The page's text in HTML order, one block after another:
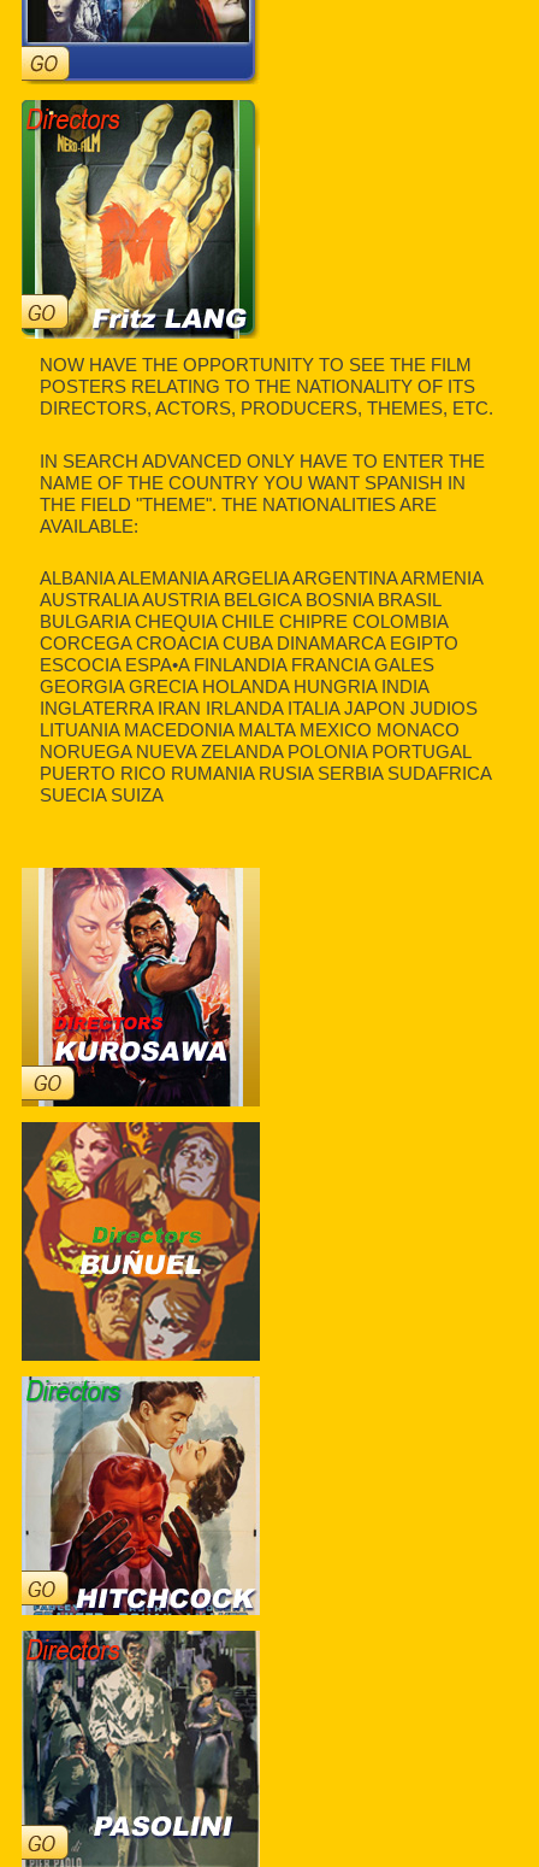
NOW HAVE THE OPPORTUNITY TO SEE THE FILM
POSTERS RELATING TO THE NATIONALITY OF ITS
DIRECTORS, ACTORS, PRODUCERS, THEMES, ETC.
IN SEARCH ADVANCED ONLY HAVE TO ENTER THE
NAME OF THE COUNTRY YOU WANT SPANISH IN
THE FIELD "THEME". THE NATIONALITIES ARE
AVAILABLE:
ALBANIA ALEMANIA ARGELIA ARGENTINA ARMENIA
AUSTRALIA AUSTRIA BELGICA BOSNIA BRASIL
BULGARIA CHEQUIA CHILE CHIPRE COLOMBIA
CORCEGA CROACIA CUBA DINAMARCA EGIPTO
ESCOCIA ESPA•A FINLANDIA FRANCIA GALES
GEORGIA GRECIA HOLANDA HUNGRIA INDIA
INGLATERRA IRAN IRLANDA ITALIA JAPON JUDIOS
LITUANIA MACEDONIA MALTA MEXICO MONACO
NORUEGA NUEVA ZELANDA POLONIA PORTUGAL
PUERTO RICO RUMANIA RUSIA SERBIA SUDAFRICA
SUECIA SUIZA